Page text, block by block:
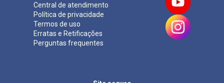
Central de atendimento
Política de privacidade
Termos de uso
Erratas e Retificações
Perguntas frequentes